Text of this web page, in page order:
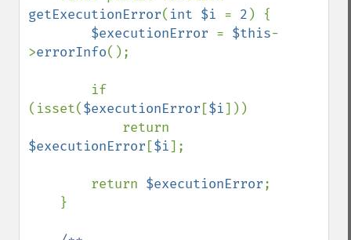
getExecutionError( int $i = 2 ) {
$executionError = $this-
>errorInfo();
(isset($executionError [$i]))
$executionError [$i];
        return
$executionError;